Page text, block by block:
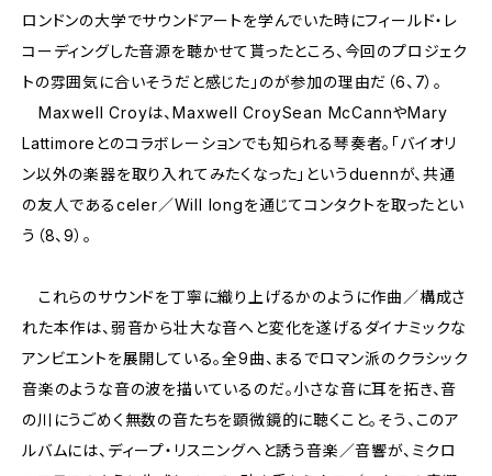
ロンドンの大学でサウンドアートを学んでいた時にフィールド・レ
コーディングした音源を聴かせて貰ったところ、今回のプロジェク
トの雰囲気に合いそうだと感じた」のが参加の理由だ（6、7）。
Maxwell Croyは、Maxwell CroySean McCannやMary
Lattimoreとのコラボレーションでも知られる琴奏者。「バイオリ
ン以外の楽器を取り入れてみたくなった」というduennが、共通
の友人であるceler／Will longを通じてコンタクトを取ったとい
う（8、9）。
これらのサウンドを丁寧に織り上げるかのように作曲／構成さ
れた本作は、弱音から壮大な音へと変化を遂げるダイナミックな
アンビエントを展開している。全9曲、まるでロマン派のクラシック
音楽のような音の波を描いているのだ。小さな音に耳を拓き、音
の川にうごめく無数の音たちを顕微鏡的に聴くこと。そう、このア
ルバムには、ディープ・リスニングへと誘う音楽／音響が、ミクロ